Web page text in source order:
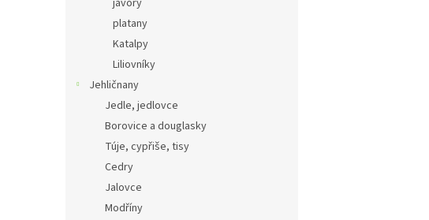
javory
platany
Katalpy
Liliovníky
Jehličnany
Jedle, jedlovce
Borovice a douglasky
Túje, cypřiše, tisy
Cedry
Jalovce
Modříny